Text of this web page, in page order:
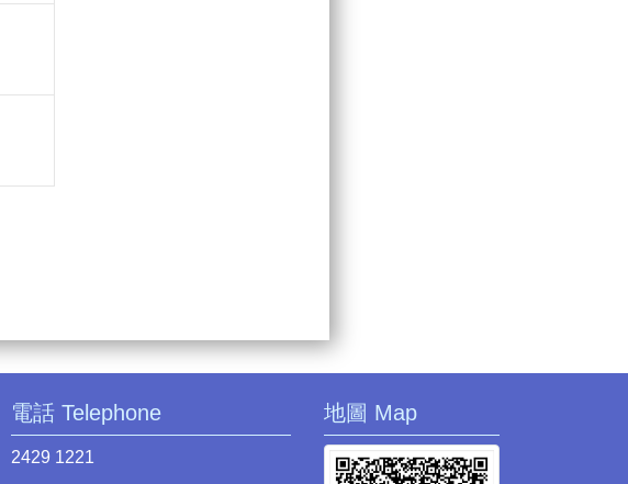
電話 Telephone
2429 1221
地圖 Map